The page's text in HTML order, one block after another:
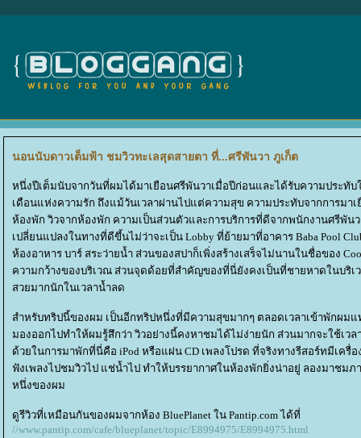
นอนนับดาวเต็มฟ้า ชมวิวทะเลสุดสายตา ที่...ศรีพันวา ภูเก็ต
หนึ่งปีเต็มนับจากวันที่ผมได้มาเยือนศรีพันวาเมื่อปีก่อนและได้รับความประทั
เดือนแห่งความรัก ถึงแม้วันเวลาผ่านไปแต่ความสุข ความประทับจากการมา
ห้องพัก วิวจากห้องพัก ความเป็นส่วนตัวและการบริการที่ดีจากพนักงานศรีพัน
เปลี่ยนแปลงในทางที่ดีขึ้นไม่ว่าจะเป็น Lobby ที่ย้ายมาที่อาคาร Baba Pool
ห้องอาหาร บาร์ สระว่ายน้ำ ส่วนของสปาก็เพิ่งสร้างเสร็จไม่นานในชื่อของ
ความกว้างของบริเวณ ส่วนจุดด้อยที่สำคัญของที่นี่ยังคงเป็นที่ชายหาดในบริ
สวยมากนักในเวลาน้ำลด
สำหรับทริปนี้ของผม เป็นอีกทริปหนึ่งที่มีความสุขมากๆ ตลอดเวลาเข้าพักผม
มองออกไปทำให้ผมรู้สึกว่า วิวอย่างนี้คงหาชมได้ไม่ง่ายนัก ส่วนมากจะใช้เว
ด้วยในการมาพักที่นี่คือ iPod หรือแผ่น CD เพลงโปรด ที่จริงทางรีสอร์ทมีเค
ฟังเพลงไปชมวิวไป แช่น้ำไป ทำให้บรรยากาศในห้องพักยิ่งน่าอยู่ ลองมาชม
หนึ่งของผม
ดูรีวิวที่เหมือนกันของผมจากห้อง BluePlanet ใน Pantip.com ได้ที่
//www.pantip.com/cafe/blueplanet/topic/E8994975/E8994975.html